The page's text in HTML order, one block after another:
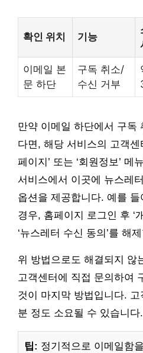
확인 위치 기능
이메일 본
문 하단
구독 취소/
수신 거부
만약 이메일 하단에서 구독
다면, 해당 서비스의 고객센
페이지’ 또는 ‘회원정보’ 메
서비스에서 이곳에 뉴스레
옵션을 제공합니다. 예를
경우, 홈페이지 로그인 후 ‘
‘뉴스레터 수신 동의’를 해
위 방법으로도 해결되지 않
고객센터에 직접 문의하여
것이 마지막 방법입니다.
분 정도 소요될 수 있습니다.
팁: 정기적으로 이메일함